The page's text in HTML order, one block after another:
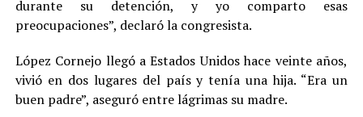
durante su detención, y yo comparto esas
preocupaciones”, declaró la congresista.
López Cornejo llegó a Estados Unidos hace veinte años,
vivió en dos lugares del país y tenía una hija. “Era un
buen padre”, aseguró entre lágrimas su madre.